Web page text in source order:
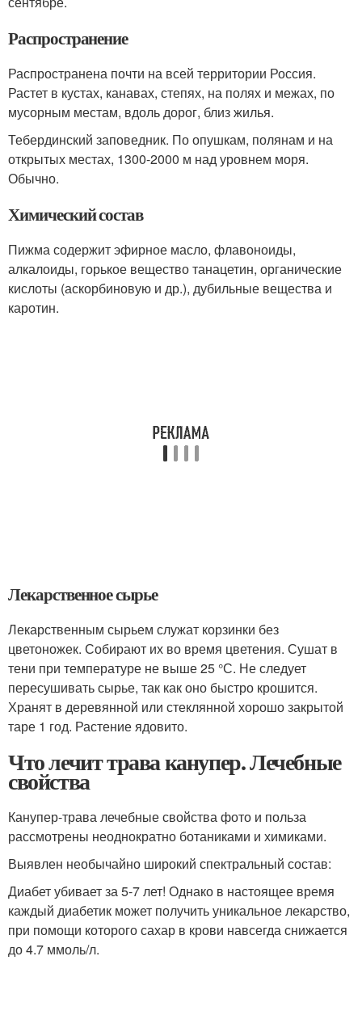
Распространение
Распространена почти на всей территории Россия.
Растет в кустах, канавах, степях, на полях и межах, по
мусорным местам, вдоль дорог, близ жилья.
Тебердинский заповедник. По опушкам, полянам и на
открытых местах, 1300-2000 м над уровнем моря.
Обычно.
Химический состав
Пижма содержит эфирное масло, флавоноиды,
алкалоиды, горькое вещество танацетин, органические
кислоты (аскорбиновую и др.), дубильные вещества и
каротин.
Лекарственное сырье
Лекарственным сырьем служат корзинки без
цветоножек. Собирают их во время цветения. Сушат в
тени при температуре не выше 25 °С. Не следует
пересушивать сырье, так как оно быстро крошится.
Хранят в деревянной или стеклянной хорошо закрытой
таре 1 год. Растение ядовито.
Что лечит трава канупер. Лечебные
свойства
Канупер-трава лечебные свойства фото и польза
рассмотрены неоднократно ботаниками и химиками.
Выявлен необычайно широкий спектральный состав:
Диабет убивает за 5-7 лет! Однако в настоящее время
каждый диабетик может получить уникальное лекарство,
при помощи которого сахар в крови навсегда снижается
до 4.7 ммоль/л.